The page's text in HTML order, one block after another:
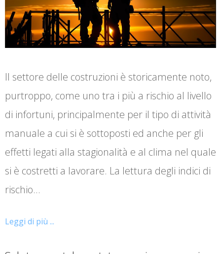
Il settore delle costruzioni è storicamente noto,
purtroppo, come uno tra i più a rischio al livello
di infortuni, principalmente per il tipo di attività
manuale a cui si è sottoposti ed anche per gli
effetti legati alla stagionalità e al clima nel quale
si è costretti a lavorare. La lettura degli indici di
rischio…
Leggi di più ...